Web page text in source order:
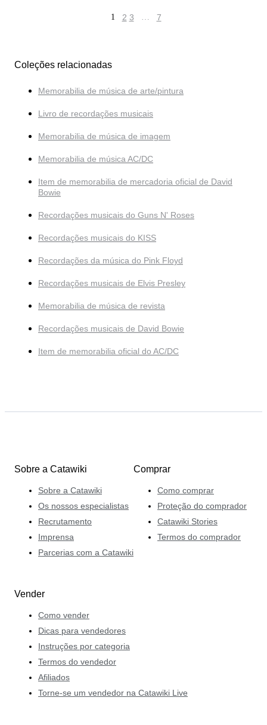
1 2 3 … 7
Coleções relacionadas
Memorabilia de música de arte/pintura
Livro de recordações musicais
Memorabilia de música de imagem
Memorabilia de música AC/DC
Item de memorabilia de mercadoria oficial de David
Bowie
Recordações musicais do Guns N' Roses
Recordações musicais do KISS
Recordações da música do Pink Floyd
Recordações musicais de Elvis Presley
Memorabilia de música de revista
Recordações musicais de David Bowie
Item de memorabilia oficial do AC/DC
Sobre a Catawiki
Sobre a Catawiki
Os nossos especialistas
Recrutamento
Imprensa
Parcerias com a Catawiki
Comprar
Como comprar
Proteção do comprador
Catawiki Stories
Termos do comprador
Vender
Como vender
Dicas para vendedores
Instruções por categoria
Termos do vendedor
Afiliados
Torne-se um vendedor na Catawiki Live